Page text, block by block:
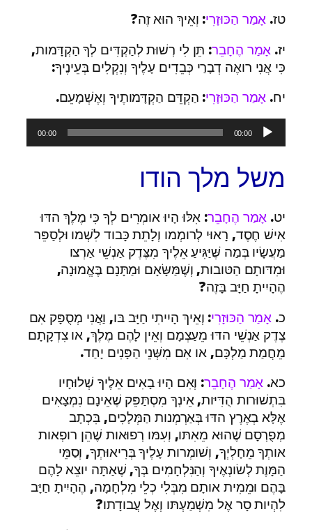
טז. אָמַר הַכּוּזָרִי: וְאֵיךְ הוּא זֶה?
יז. אָמַר הֶחָבֵר: תֵּן לִי רְשׁוּת לְהַקְדִּים לְךָ הַקְדָּמות,
כִּי אֲנִי רואֶה דְבָרַי כְּבֵדִים עָלֶיךָ וְנִקְלִים בְּעֵינֶיךָ:
יח. אָמַר הַכּוּזָרִי: הַקְדֵּם הַקְדָּמותֶיךָ וְאֶשְׁמָעֵם.
אודיו
00:00
00:00
משל מלך הודו
יט. אָמַר הֶחָבֵר: אִלּוּ הָיוּ אומְרִים לְךָ כִּי מֶלֶךְ הדּוּ
אִישׁ חֶסֶד, רָאוּי לְרומְמו וְלָתֵת כָּבוד לִשְׁמו וּלְסַפֵּר
מַעֲשָׂיו בְּמַה שֶּׁיַּגִּיעַ אֵלֶיךָ מִצֶּדֶק אַנְשֵׁי אַרְצו
וּמִדּותָם הַטּובות, וְשֶׁמַּשָּׂאָם וּמַתָּנָם בֶּאֱמוּנָה,
הֶהָיִיתָ חַיָּב בָּזֶה?
כ. אָמַר הַכּוּזָרִי: וְאֵיךְ הָיִיתִי חַיָּב בּו, וַאֲנִי מְסֻפָּק אִם
צֶדֶק אַנְשֵׁי הדּוּ מֵעַצְמָם וְאֵין לָהֶם מֶלֶךְ, או צִדְקָתָם
מֵחֲמַת מַלְכָּם, או אִם מִשְּׁנֵי הַפָּנִים יָחַד.
כא. אָמַר הֶחָבֵר: וְאִם הָיוּ בָאִים אֵלֶיךָ שְׁלוּחָיו
בִּתְשׁוּרות הֻדִּיּות, אֵינְךָ מִסְתַּפֵּק שֶׁאֵינָם נִמְצָאִים
אֶלָּא בְאֶרֶץ הדּוּ בְּאַרְמְנות הַמְּלָכִים, בִּכְתָב
מְפֻרְסָם שֶׁהוּא מֵאִתּו, וְעִמּו רְפוּאות שֶׁהֵן רופְאות
אותְךָ מֵחָלְיְךָ, וְשׁומְרות עָלֶיךָ בְּרִיאוּתְךָ, וְסַמֵּי
הַמָּוֶת לְשׂונְאֶיךָ וְהַנִּלְחָמִים בְּךָ, שֶׁאַתָּה יוצֵא לָהֶם
בָּהֶם וּמֵמִית אותָם מִבְּלִי כְלֵי מִלְחָמָה, הֶהָיִיתָ חַיָּב
לִהְיות סָר אֶל מִשְׁמַעְתּו וְאֶל עֲבודָתו?